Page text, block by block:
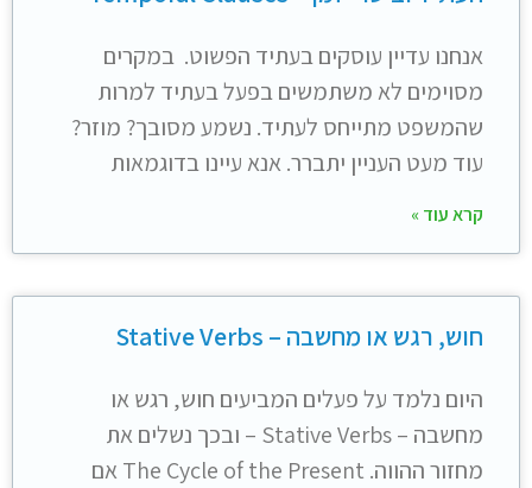
אנחנו עדיין עוסקים בעתיד הפשוט. במקרים
מסוימים לא משתמשים בפעל בעתיד למרות
שהמשפט מתייחס לעתיד. נשמע מסובך? מוזר?
עוד מעט העניין יתברר. אנא עיינו בדוגמאות
קרא עוד »
חוש, רגש או מחשבה – Stative Verbs
היום נלמד על פעלים המביעים חוש, רגש או
מחשבה – Stative Verbs – ובכך נשלים את
מחזור ההווה. The Cycle of the Present אם